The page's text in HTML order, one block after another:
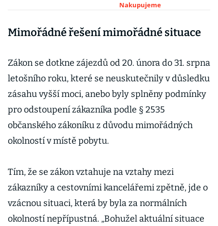
nefunguje
Nakupujeme
Mimořádné řešení mimořádné situace
Zákon se dotkne zájezdů od 20. února do 31. srpna
letošního roku, které se neuskutečnily v důsledku
zásahu vyšší moci, anebo byly splněny podmínky
pro odstoupení zákazníka podle § 2535
občanského zákoníku z důvodu mimořádných
okolností v místě pobytu.
Tím, že se zákon vztahuje na vztahy mezi
zákazníky a cestovními kancelářemi zpětně, jde o
vzácnou situaci, která by byla za normálních
okolností nepřípustná. „Bohužel aktuální situace